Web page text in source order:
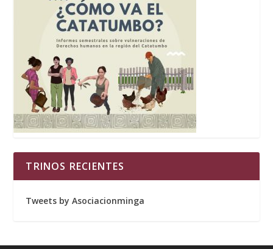
TRINOS RECIENTES
Tweets by Asociacionminga